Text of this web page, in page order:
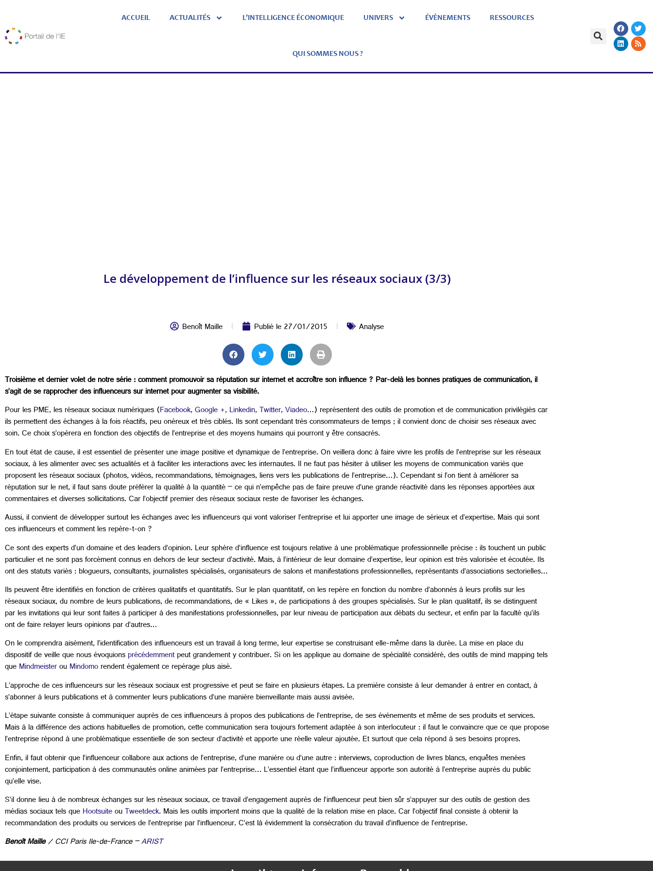
ACCUEIL ACTUALITÉS L’INTELLIGENCE ÉCONOMIQUE UNIVERS ÉVÈNEMENTS RESSOURCES
QUI SOMMES NOUS ?
Le développement de l’influence sur les réseaux sociaux (3/3)
Benoît Maille Publié le27/01/2015 Analyse
Troisième et dernier volet de notre série : comment promouvoir sa réputation sur internet et accroître son influence ? Par-delà les bonnes pratiques de communication, il
s’agit de se rapprocher des influenceurs sur internet pour augmenter sa visibilité.
Pour les PME, les réseaux sociaux numériques (Facebook,Google +,Linkedin,Twitter,Viadeo…) représentent des outils de promotion et de communication privilégiés car
ils permettent des échanges à la fois réactifs, peu onéreux et très ciblés. Ils sont cependant très consommateurs de temps ; il convient donc de choisir ses réseaux avec
soin. Ce choix s’opèrera en fonction des objectifs de l’entreprise et des moyens humains qui pourront y être consacrés.
En tout état de cause, il est essentiel de présenter une image positive et dynamique de l’entreprise. On veillera donc à faire vivre les profils de l’entreprise sur les réseaux
sociaux, à les alimenter avec ses actualités et à faciliter les interactions avec les internautes. Il ne faut pas hésiter à utiliser les moyens de communication variés que
proposent les réseaux sociaux (photos, vidéos, recommandations, témoignages, liens vers les publications de l’entreprise…). Cependant si l’on tient à améliorer sa
réputation sur le net, il faut sans doute préférer la qualité à la quantité – ce qui n’empêche pas de faire preuve d’une grande réactivité dans les réponses apportées aux
commentaires et diverses sollicitations. Car l’objectif premier des réseaux sociaux reste de favoriser les échanges.
Aussi, il convient de développer surtout les échanges avec les influenceurs qui vont valoriser l’entreprise et lui apporter une image de sérieux et d’expertise. Mais qui sont
ces influenceurs et comment les repère-t-on ?
Ce sont des experts d’un domaine et des leaders d’opinion. Leur sphère d’influence est toujours relative à une problématique professionnelle précise : ils touchent un public
particulier et ne sont pas forcément connus en dehors de leur secteur d’activité. Mais, à l’intérieur de leur domaine d’expertise, leur opinion est très valorisée et écoutée. Ils
ont des statuts variés : blogueurs, consultants, journalistes spécialisés, organisateurs de salons et manifestations professionnelles, représentants d’associations sectorielles…
Ils peuvent être identifiés en fonction de critères qualitatifs et quantitatifs. Sur le plan quantitatif, on les repère en fonction du nombre d’abonnés à leurs profils sur les
réseaux sociaux, du nombre de leurs publications, de recommandations, de « Likes », de participations à des groupes spécialisés. Sur le plan qualitatif, ils se distinguent
par les invitations qui leur sont faites à participer à des manifestations professionnelles, par leur niveau de participation aux débats du secteur, et enfin par la faculté qu’ils
ont de faire relayer leurs opinions par d’autres…
On le comprendra aisément, l’identification des influenceurs est un travail à long terme, leur expertise se construisant elle-même dans la durée. La mise en place du
dispositif de veille que nous évoquionsprécédemmentpeut grandement y contribuer. Si on les applique au domaine de spécialité considéré, des outils de mind mapping tels
queMindmeisterouMindomorendent également ce repérage plus aisé.
L’approche de ces influenceurs sur les réseaux sociaux est progressive et peut se faire en plusieurs étapes. La première consiste à leur demander à entrer en contact, à
s’abonner à leurs publications et à commenter leurs publications d’une manière bienveillante mais aussi avisée.
L’étape suivante consiste à communiquer auprès de ces influenceurs à propos des publications de l’entreprise, de ses événements et même de ses produits et services.
Mais à la différence des actions habituelles de promotion, cette communication sera toujours fortement adaptée à son interlocuteur : il faut le convaincre que ce que propose
l’entreprise répond à une problématique essentielle de son secteur d’activité et apporte une réelle valeur ajoutée. Et surtout que cela répond à ses besoins propres.
Enfin, il faut obtenir que l’influenceur collabore aux actions de l’entreprise, d’une manière ou d’une autre : interviews, coproduction de livres blancs, enquêtes menées
conjointement, participation à des communautés online animées par l’entreprise… L’essentiel étant que l’influenceur apporte son autorité à l’entreprise auprès du public
qu’elle vise.
S’il donne lieu à de nombreux échanges sur les réseaux sociaux, ce travail d’engagement auprès de l’influenceur peut bien sûr s’appuyer sur des outils de gestion des
médias sociaux tels queHootsuiteouTweetdeck. Mais les outils importent moins que la qualité de la relation mise en place. Car l’objectif final consiste à obtenir la
recommandation des produits ou services de l’entreprise par l’influenceur. C’est là évidemment la consécration du travail d’influence de l’entreprise.
Benoît Maille/ CCI Paris Ile-de-France –ARIST